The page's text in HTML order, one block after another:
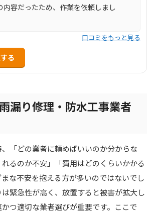
内容だったため、作業を依頼しまし
口コミをもっと見る
る
漏り修理・防水工事業者
「どの業者に頼めばいいのか分からな
るのか不安」「費用はどのくらいかかる
な不安を抱える方が多いのではないでし
緊急性が高く、放置すると被害が拡大し
つ適切な業者選びが重要です。ここで